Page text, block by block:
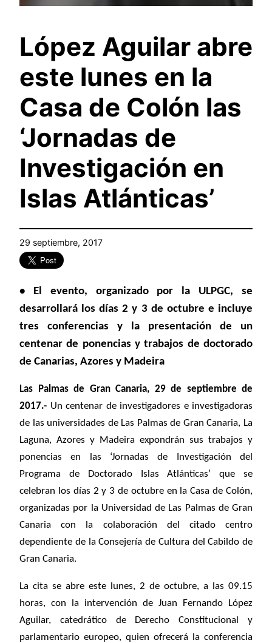
López Aguilar abre
este lunes en la
Casa de Colón las
‘Jornadas de
Investigación en
Islas Atlánticas’
29 septiembre, 2017
• El evento, organizado por la ULPGC, se
desarrollará los días 2 y 3 de octubre e incluye
tres conferencias y la presentación de un
centenar de ponencias y trabajos de doctorado
de Canarias, Azores y Madeira
Las Palmas de Gran Canaria, 29 de septiembre de
2017.- Un centenar de investigadores e investigadoras
de las universidades de Las Palmas de Gran Canaria, La
Laguna, Azores y Madeira expondrán sus trabajos y
ponencias en las ‘Jornadas de Investigación del
Programa de Doctorado Islas Atlánticas’ que se
celebran los días 2 y 3 de octubre en la Casa de Colón,
organizadas por la Universidad de Las Palmas de Gran
Canaria con la colaboración del citado centro
dependiente de la Consejería de Cultura del Cabildo de
Gran Canaria.
La cita se abre este lunes, 2 de octubre, a las 09.15
horas, con la intervención de Juan Fernando López
Aguilar, catedrático de Derecho Constitucional y
parlamentario europeo, quien ofrecerá la conferencia